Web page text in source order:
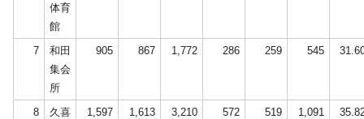
体育
館
7
和田
集会
所
905 867 1,772 286 259 545
8
久喜
1,597 1,613 3,210 572 519 1,091